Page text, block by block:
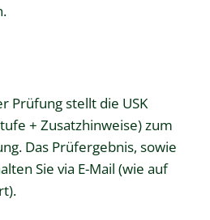
Prüfung stellt die USK
+ Zusatzhinweise) zum
Das Prüfergebnis, sowie
Sie via E-Mail (wie auf